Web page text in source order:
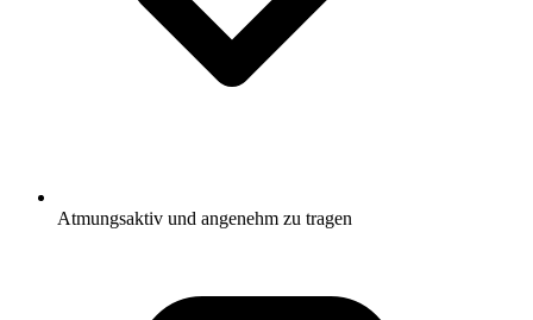
Atmungsaktiv und angenehm zu tragen